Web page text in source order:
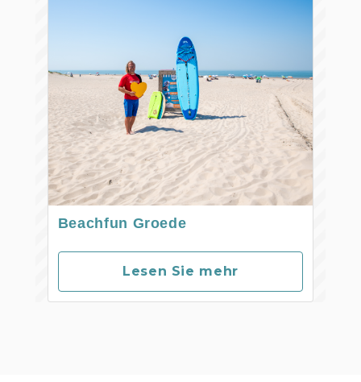
Beachfun Groede
Lesen Sie mehr